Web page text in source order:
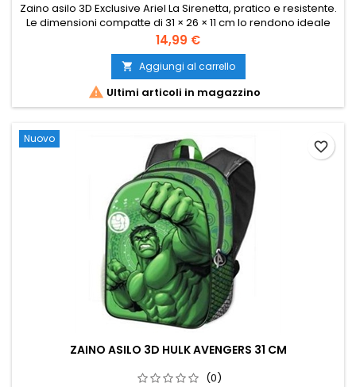
Zaino asilo 3D Exclusive Ariel La Sirenetta, pratico e resistente.
Le dimensioni compatte di 31 × 26 × 11 cm lo rendono ideale
per l’asilo, la scuola e le attività quotidiane.
Prezzo
14,99 €
 Aggiungi al carrello
 Ultimi articoli in magazzino
Nuovo
ZAINO ASILO 3D HULK AVENGERS 31 CM
(0)
favorite_border